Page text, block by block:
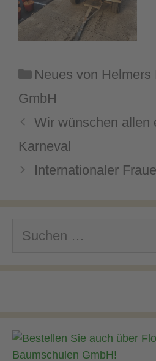
Kategorien
Neues von Helmers
GmbH
Wir wünschen allen
Karneval
Internationaler
nach: